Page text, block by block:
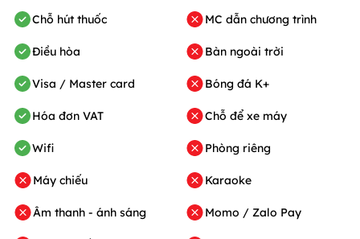
Chỗ hút thuốc
Điều hòa
Visa / Master card
Hóa đơn VAT
Wifi
Máy chiếu
Âm thanh - ánh sáng
MC dẫn chương trình
Bàn ngoài trời
Bóng đá K+
Chỗ để xe máy
Phòng riêng
Karaoke
Momo / Zalo Pay